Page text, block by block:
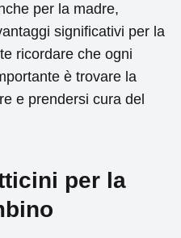
per la madre,
significativi per la
ricordare che ogni
è trovare la
e prendersi cura del
per la